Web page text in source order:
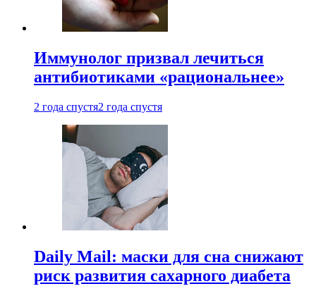
Иммунолог призвал лечиться
антибиотиками «рациональнее»
2 года спустя2 года спустя
Daily Mail: маски для сна снижают
риск развития сахарного диабета